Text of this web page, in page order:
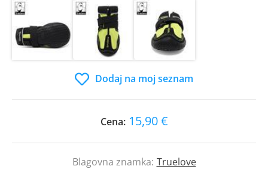
Dodaj na moj seznam
Cena: 15,90 €
Blagovna znamka: Truelove